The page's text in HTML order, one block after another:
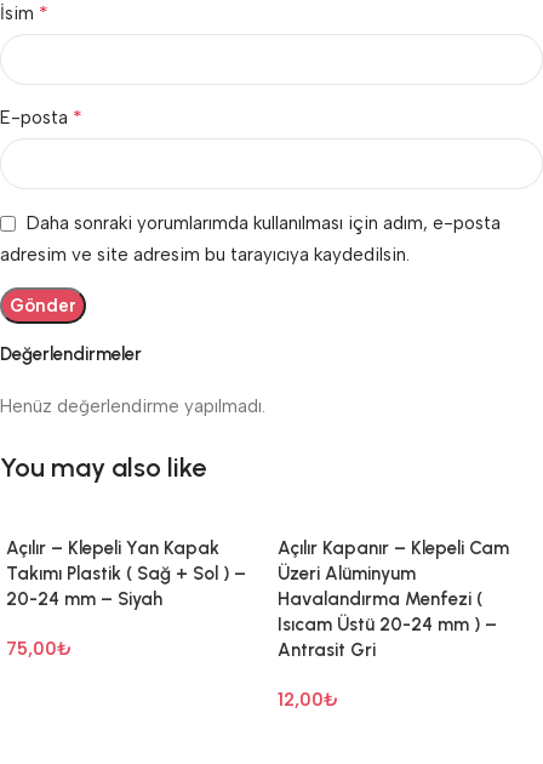
Değerlendirmeler
Henüz değerlendirme yapılmadı.
İsim *
E-posta *
Daha sonraki yorumlarımda kullanılması için adım, e-posta
adresim ve site adresim bu tarayıcıya kaydedilsin.
You may also like
Açılır – Klepeli Yan Kapak
Takımı Plastik ( Sağ + Sol ) –
20-24 mm – Siyah
75,00₺
Açılır Kapanır – Klepeli Cam
Üzeri Alüminyum
Havalandırma Menfezi (
Isıcam Üstü 20-24 mm ) –
Antrasit Gri
12,00₺